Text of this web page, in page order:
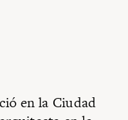
en la Ciudad